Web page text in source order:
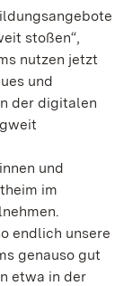
stoßen“,
nutzen jetzt
und
der digitalen
und
im
endlich unsere
genauso gut
etwa in der